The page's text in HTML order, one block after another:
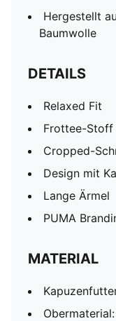
Hergestellt
Baumwolle
DETAILS
Relaxed Fit
Frottee-Stoff
Cropped-
Design mit
Lange Ärmel
PUMA
MATERIAL